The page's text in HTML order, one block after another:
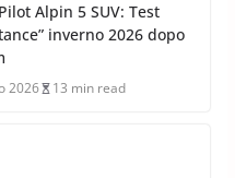
Alpin 5 SUV: Test
inverno 2026 dopo
2026 13 min read